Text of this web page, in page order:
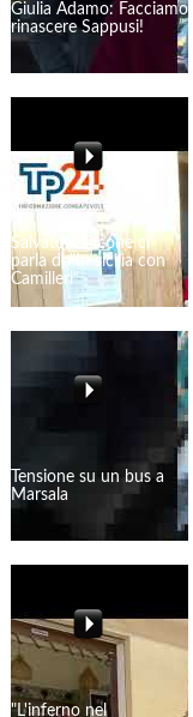
Giulia Adamo: Facciamo
rinascere Sappusi!
Salvatore Picone ci
parla di "In sicilia con
Camilleri"
Tensione su un bus a
Marsala
"L'inferno nel